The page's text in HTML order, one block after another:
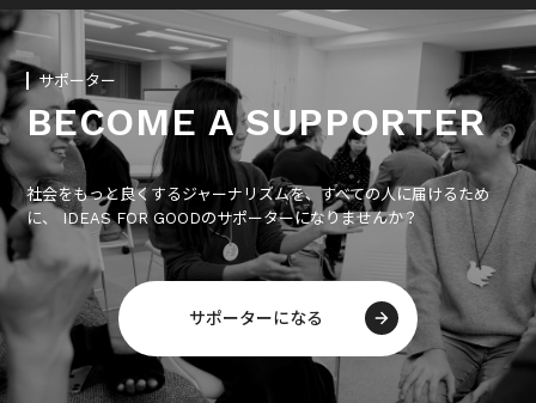
サポーター
BECOME A SUPPORTER
社会をもっと良くするジャーナリズムを、すべての人に届けるため
に、 IDEAS FOR GOODのサポーターになりませんか？
サポーターになる